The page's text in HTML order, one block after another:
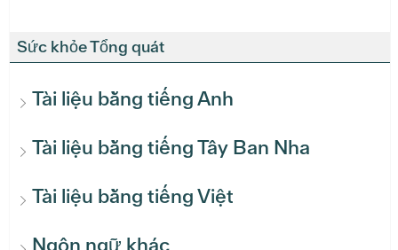
Sức khỏe Tổng quát
Tài liệu bằng tiếng Anh
Tài liệu bằng tiếng Tây Ban Nha
Tài liệu bằng tiếng Việt